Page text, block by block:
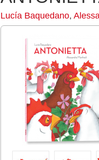
Lucía Baquedano,